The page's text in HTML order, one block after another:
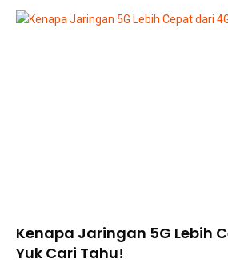
Kenapa Jaringan 5G Lebih
Yuk Cari Tahu!